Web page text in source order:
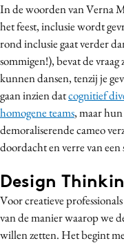
Gedragsverandering
Influencer marketing
Interne communicatie
Martech
Media
Merkstrategie
PR
Purpose Marketing
Reputatie & crisis
In de woorden van Verna
het feest, inclusie wordt
rond inclusie gaat verder
sommigen!), bevat de
kunnen dansen, tenzij je
gaan inzien datcognitief
homogene teams, maar
demoraliserende cameo
doordacht en verre van
Design
Voor creatieve
van de manier waarop we
willen zetten. Het begint